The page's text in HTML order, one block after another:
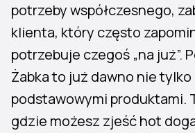
potrzeby współczesnego,
klienta, który często
potrzebuje czegoś „na już”.
Żabka to już dawno nie tylko
podstawowymi produktami.
gdzie możesz zjeść hot